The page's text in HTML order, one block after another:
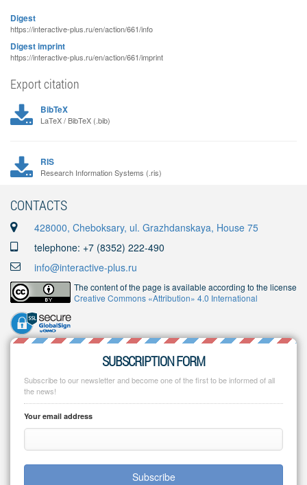
Digest
https://interactive-plus.ru/en/action/661/info
Digest imprint
https://interactive-plus.ru/en/action/661/imprint
Export citation
BibTeX
LaTeX / BibTeX (.bib)
RIS
Research Information Systems (.ris)
CONTACTS
428000, Cheboksary, ul. Grazhdanskaya, House 75
telephone: +7 (8352) 222-490
info@interactive-plus.ru
The content of the page is available according to the license
Creative Commons «Attribution» 4.0 International
SUBSCRIPTION FORM
Subscribe to our newsletter and become one of the first to be informed of all
the news!
Your email address
Subscribe